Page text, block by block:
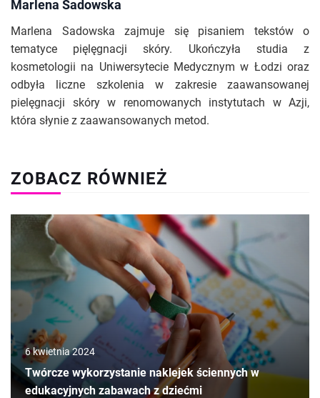
Marlena Sadowska
Marlena Sadowska zajmuje się pisaniem tekstów o
tematyce pięlęgnacji skóry. Ukończyła studia z
kosmetologii na Uniwersytecie Medycznym w Łodzi oraz
odbyła liczne szkolenia w zakresie zaawansowanej
pielęgnacji skóry w renomowanych instytutach w Azji,
która słynie z zaawansowanych metod.
ZOBACZ RÓWNIEŻ
6 kwietnia 2024
Twórcze wykorzystanie naklejek ściennych w
edukacyjnych zabawach z dziećmi